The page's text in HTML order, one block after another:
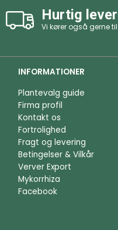
Hurtig
Vi kører også gerne
INFORMATIONER
Plantevalg guide
Firma profil
Kontakt os
Fortrolighed
Fragt og levering
Betingelser & Vilkår
Verver Export
Mykorrhiza
Facebook